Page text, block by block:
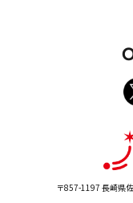
〒857-1197 長崎県